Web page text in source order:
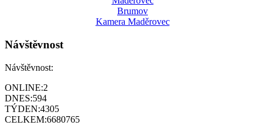
Brumov
Kamera Maděrovec
Návštěvnost
Návštěvnost:
ONLINE:2
DNES:594
TÝDEN:4305
CELKEM:6680765